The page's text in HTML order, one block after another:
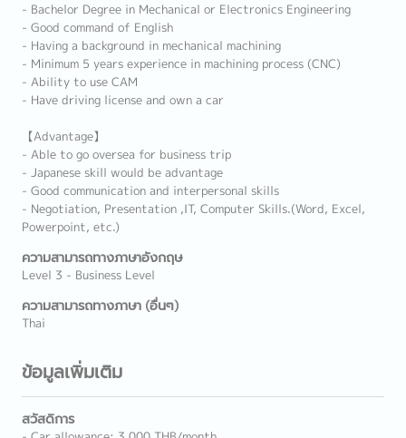
- Bachelor Degree in Mechanical or Electronics Engineering
- Good command of English
- Having a background in mechanical machining
- Minimum 5 years experience in machining process (CNC)
- Ability to use CAM
- Have driving license and own a car
【Advantage】
- Able to go oversea for business trip
- Japanese skill would be advantage
- Good communication and interpersonal skills
- Negotiation, Presentation ,IT, Computer Skills.(Word, Excel,
Powerpoint, etc.)
ความสามารถทางภาษาอังกฤษ
Level 3 - Business Level
ความสามารถทางภาษา (อื่นๆ)
Thai
ข้อมูลเพิ่มเติม
สวัสดิการ